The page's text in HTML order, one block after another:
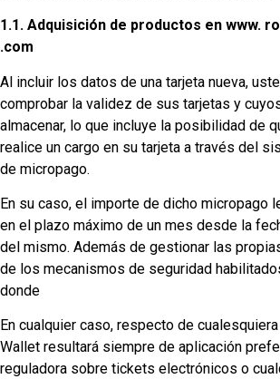
1.1. Adquisición de productos en www.
.com
Al incluir los datos de una tarjeta nueva,
comprobar la validez de sus tarjetas y
almacenar, lo que incluye la posibilidad de
realice un cargo en su tarjeta a través del
de micropago.
En su caso, el importe de dicho micropago
en el plazo máximo de un mes desde la
del mismo. Además de gestionar las
de los mecanismos de seguridad
donde
En cualquier caso, respecto de
Wallet resultará siempre de aplicación
reguladora sobre tickets electrónicos o